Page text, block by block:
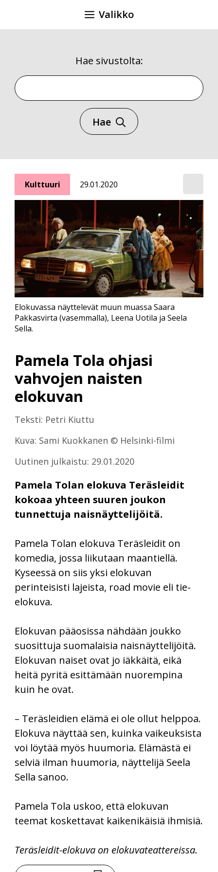
Valikko
Hae sivustolta:
Hae sivustolta
Hae
Kulttuuri 29.01.2020
Pamela Tola ohjasi
vahvojen naisten
elokuvan
Teksti: Petri Kiuttu
Kuva: Sami Kuokkanen © Helsinki-filmi
Uutinen julkaistu: 29.01.2020
Pamela Tolan elokuva Teräsleidit
kokoaa yhteen suuren joukon
tunnettuja naisnäyttelijöitä.
Elokuvassa näyttelevät muun muassa Saara
Pakkasvirta (vasemmalla), Leena Uotila ja Seela
Sella.
Pamela Tolan elokuva Teräsleidit on
komedia, jossa liikutaan maantiellä.
Kyseessä on siis yksi elokuvan
perinteisisti lajeista, road movie eli tie-
elokuva.
Elokuvan pääosissa nähdään joukko
suosittuja suomalaisia naisnäyttelijöitä.
Elokuvan naiset ovat jo iäkkäitä, eikä
heitä pyritä esittämään nuorempina
kuin he ovat.
– Teräsleidien elämä ei ole ollut helppoa.
Elokuva näyttää sen, kuinka vaikeuksista
voi löytää myös huumoria. Elämästä ei
selviä ilman huumoria, näyttelijä Seela
Sella sanoo.
Pamela Tola uskoo, että elokuvan
teemat koskettavat kaikenikäisiä ihmisiä.
Teräsleidit-elokuva on elokuvateattereissa.